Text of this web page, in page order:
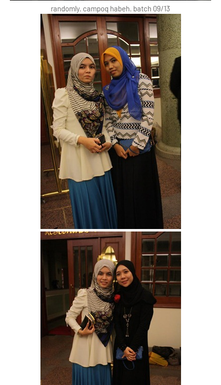
randomly. campoq habeh. batch 09/13